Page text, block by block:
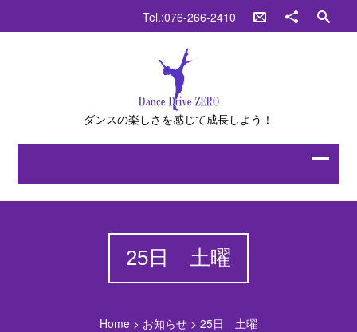
Tel.:076-266-2410
ダンスの楽しさを感じて成長しよう！
25日 土曜
Home> お知らせ> 25日 土曜